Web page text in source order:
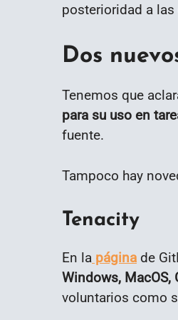
posterioridad a
Dos
Tenemos que
para su uso en
fuente.
Tampoco hay
Tenacity
En la página de
Windows,
voluntarios como